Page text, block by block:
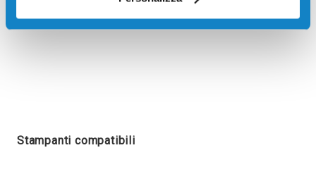
Stampanti compatibili